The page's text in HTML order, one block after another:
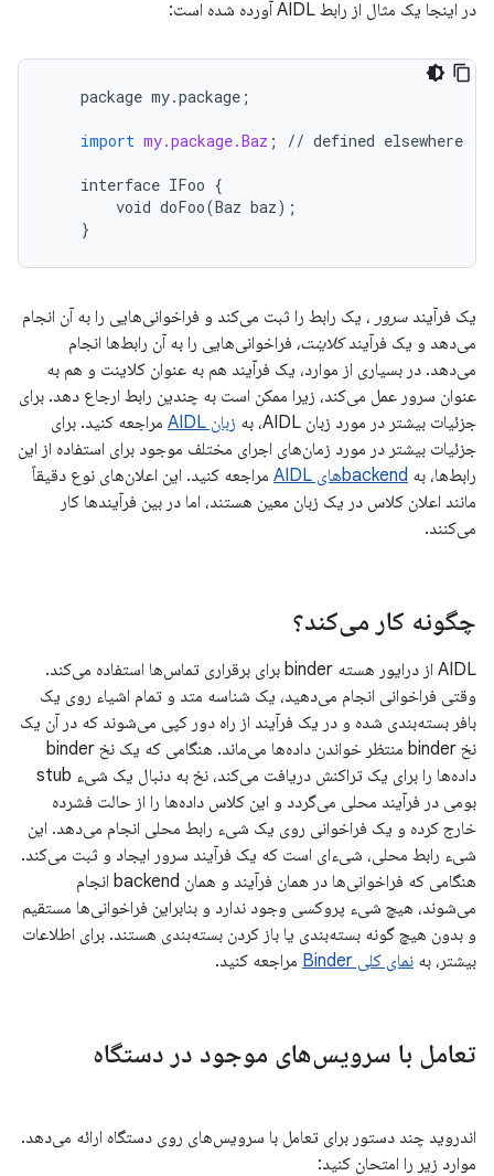
در اینجا یک مثال از رابط AIDL آورده شده است:
package my.package ;
import my.package.Baz ; // defined elsewhere
interface IFoo {
void doFoo(Baz baz);
}
یک فرآیند سرور ، یک رابط را ثبت می‌کند و فراخوانی‌هایی را به آن انجام
می‌دهد و یک فرآیندکلاینت، فراخوانی‌هایی را به آن رابط‌ها انجام
می‌دهد. در بسیاری از موارد، یک فرآیند هم به عنوان کلاینت و هم به
عنوان سرور عمل می‌کند، زیرا ممکن است به چندین رابط ارجاع دهد. برای
جزئیات بیشتر در مورد زبان AIDL، به
زبان AIDL
مراجعه کنید. برای
جزئیات بیشتر در مورد زمان‌های اجرای مختلف موجود برای استفاده از این
رابط‌ها، به backendهای AIDL
مراجعه کنید. این اعلان‌های نوع دقیقاً
مانند اعلان کلاس در یک زبان معین هستند، اما در بین فرآیندها کار
می‌کنند.
چگونه کار می‌کند؟
AIDL از درایور هسته binder برای برقراری تماس‌ها استفاده می‌کند.
وقتی فراخوانی انجام می‌دهید، یک شناسه متد و تمام اشیاء روی یک
بافر بسته‌بندی شده و در یک فرآیند از راه دور کپی می‌شوند که در آن یک
نخ binder منتظر خواندن داده‌ها می‌ماند. هنگامی که یک نخ binder
داده‌ها را برای یک تراکنش دریافت می‌کند، نخ به دنبال یک شیء stub
بومی در فرآیند محلی می‌گردد و این کلاس داده‌ها را از حالت فشرده
خارج کرده و یک فراخوانی روی یک شیء رابط محلی انجام می‌دهد. این
شیء رابط محلی، شیء‌ای است که یک فرآیند سرور ایجاد و ثبت می‌کند.
هنگامی که فراخوانی‌ها در همان فرآیند و همان backend انجام
می‌شوند، هیچ شیء پروکسی وجود ندارد و بنابراین فراخوانی‌ها مستقیم
و بدون هیچ گونه بسته‌بندی یا باز کردن بسته‌بندی هستند. برای اطلاعات
بیشتر، به نمای کلی Binder مراجعه کنید.
تعامل با سرویس‌های موجود در دستگاه
اندروید چند دستور برای تعامل با سرویس‌های روی دستگاه ارائه می‌دهد.
موارد زیر را امتحان کنید: